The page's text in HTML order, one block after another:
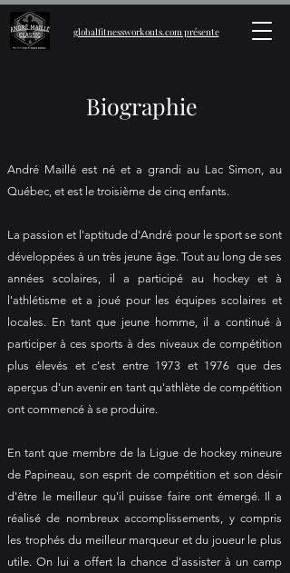
globalfitnessworkouts.com présente
Biographie
André Maillé est né et a grandi au Lac Simon, au
Québec, et est le troisième de cinq enfants.
La passion et l'aptitude d'André pour le sport se sont
développées à un très jeune âge. Tout au long de ses
années scolaires, il a participé au hockey et à
l'athlétisme et a joué pour les équipes scolaires et
locales. En tant que jeune homme, il a continué à
participer à ces sports à des niveaux de compétition
plus élevés et c'est entre 1973 et 1976 que des
aperçus d'un avenir en tant qu'athlète de compétition
ont commencé à se produire.
En tant que membre de la Ligue de hockey mineure
de Papineau, son esprit de compétition et son désir
d'être le meilleur qu'il puisse faire ont émergé. Il a
réalisé de nombreux accomplissements, y compris
les trophés du meilleur marqueur et du joueur le plus
utile. On lui a offert la chance d'assister à un camp